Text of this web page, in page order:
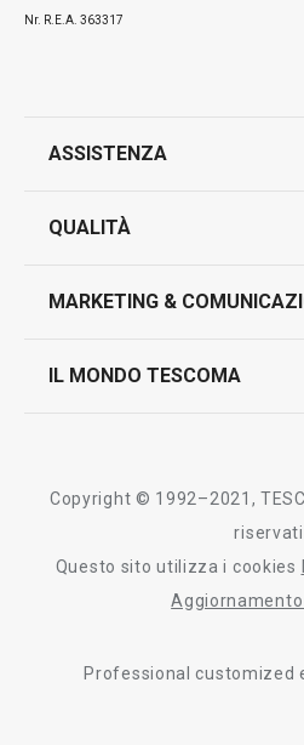
Nr. R.E.A. 363317
ASSISTENZA
contatti
QUALITÀ
test sui prodotti
MARKETING &
IL MONDO TESCOMA
Tescoma nel mondo
informativa whistleblowing
Copyright © 1992–2021,
riservati.
Questo sito utilizza i cookies
Professional customized